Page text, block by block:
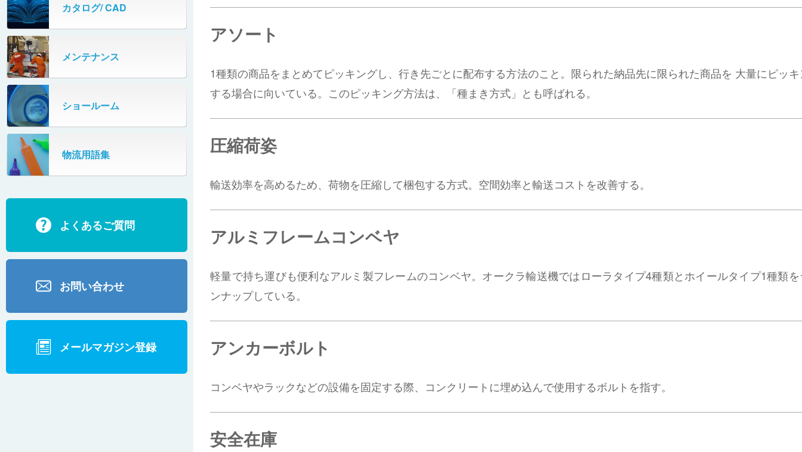
PHC350・PHC330
PZC150・PZC110
DHC350
667
SR802
ECD500A・ECD800・ECD1500
ECD2700
BD200・BD1000
米袋自動投入装置
フローラック自動補充装置
牛乳パック自動投入装置
ターンコンベヤ
マルチレーンダイバータ®
カーゴタイザ
カタログ/ CAD
メンテナンス
ショールーム
物流用語集
よくあるご質問
お問い合わせ
メールマガジン登録
アソート
1種類の商品をまとめてピッキングし、行き先ごとに配布する方法のこと。限られた納品先に限られた商品を 大量にピッ
する場合に向いている。このピッキング方法は、「種まき方式」とも呼ばれる。
圧縮荷姿
輸送効率を高めるため、荷物を圧縮して梱包する方式。空間効率と輸送コストを改善する。
アルミフレームコンベヤ
軽量で持ち運びも便利なアルミ製フレームのコンベヤ。オークラ輸送機ではローラタイプ4種類とホイールタイプ1種類
ンナップしている。
アンカーボルト
コンベヤやラックなどの設備を固定する際、コンクリートに埋め込んで使用するボルトを指す。
安全在庫